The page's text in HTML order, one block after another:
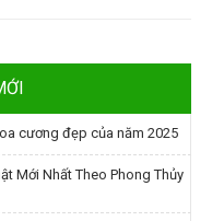
cương đẹp của năm 2025
Mới Nhất Theo Phong Thủy